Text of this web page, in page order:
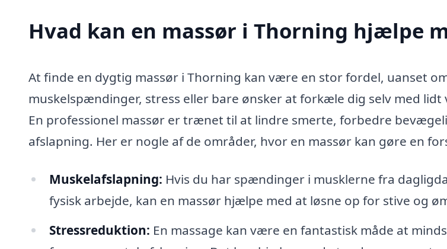
Hvad kan en massør i Thorning hjælpe
At finde en dygtig massør i Thorning kan være en stor fordel, uanset
muskelspændinger, stress eller bare ønsker at forkæle dig selv med lidt
En professionel massør er trænet til at lindre smerte, forbedre
afslapning. Her er nogle af de områder, hvor en massør kan gøre en
Muskelafslapning: Hvis du har spændinger i musklerne fra
fysisk arbejde, kan en massør hjælpe med at løsne op for stive og
Stressreduktion: En massage kan være en fantastisk måde at